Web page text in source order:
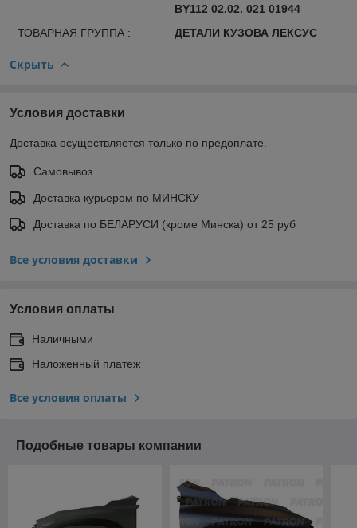
BY112 02.02. 021 01944
ТОВАРНАЯ ГРУППА :
ДЕТАЛИ КУЗОВА ЛЕКСУС
Скрыть
Условия доставки
Доставка осуществляется только по предоплате.
Самовывоз
Доставка курьером по МИНСКУ
Доставка по БЕЛАРУСИ (кроме Минска) от 25 руб
Все условия доставки
Условия оплаты
Наличными
Наложенный платеж
Все условия оплаты
Подобные товары компании